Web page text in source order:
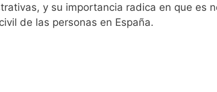
y su importancia radica en que es
de las personas en España.